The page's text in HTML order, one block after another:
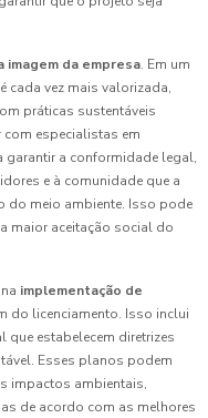
imagem da empresa. Em um
cada vez mais valorizada,
práticas sustentáveis
com especialistas em
garantir a conformidade legal,
e à comunidade que a
do meio ambiente. Isso pode
maior aceitação social do
implementação de
do licenciamento. Isso inclui
estabelecem diretrizes
Esses planos podem
impactos ambientais,
de acordo com as melhores